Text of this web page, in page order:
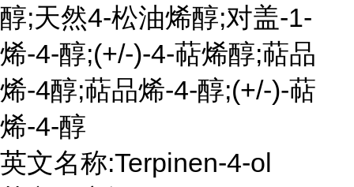
醇;天然4-松油烯醇;对盖-1-
烯-4-醇;(+/-)-4-萜烯醇;萜品
烯-4醇;萜品烯-4-醇;(+/-)-萜
烯-4-醇
英文名称:Terpinen-4-ol